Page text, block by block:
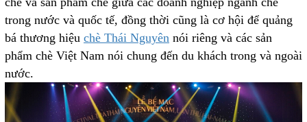
trong nước và quốc tế, đồng thời cũng là cơ hội để quảng
bá thương hiệu chè Thái Nguyên nói riêng và các sản
phẩm chè Việt Nam nói chung đến du khách trong và ngoài
nước.